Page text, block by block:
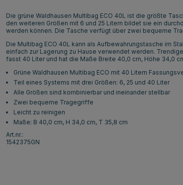
Die grüne Waldhausen Multibag ECO 40L ist die größte
den weiteren Größen mit 6 und 25 Litern bildet sie ein
werden können. Die Tasche verfügt über zwei bequeme
Die Multibag ECO 40L kann als Aufbewahrungstasche im
einfach zur Lagerung zu Hause verwendet werden.
fasst 40 Liter und hat die Maße Breite 40,0 cm, Höhe 34,0
Grüne Waldhausen Multibag ECO mit 40 Litern
Teil eines Systems mit drei Größen: 6, 25 und 40 Liter
Alle Größen sind kombinierbar und ineinander stellbar
Zwei bequeme Tragegriffe
Leicht zu reinigen
Maße: B 40,0 cm, H 34,0 cm, T 35,8 cm
Art.nr.:
1542375GN